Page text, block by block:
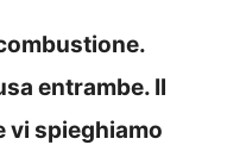
entrambe. Il
vi spieghiamo